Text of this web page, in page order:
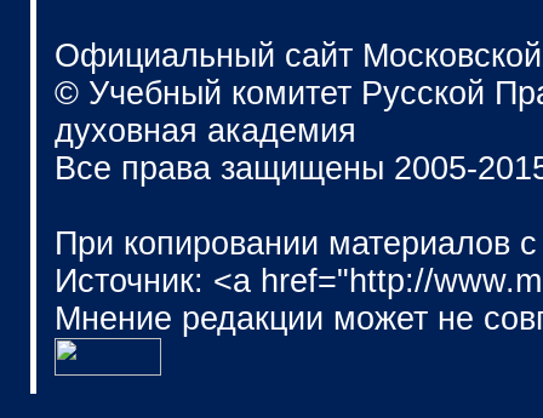
Официальный сайт
© Учебный комитет Русской
духовная академия
Все права защищены 2005-
При копировании материалов
Источник: <a href="http://
Мнение редакции может не